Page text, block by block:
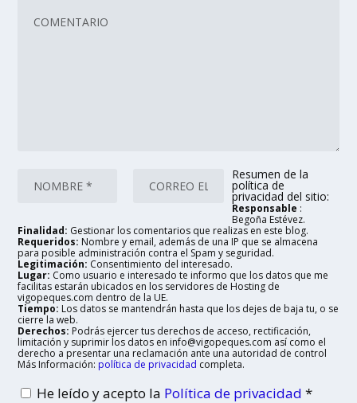
Resumen de la
política de
privacidad del sitio:
Responsable :
Begoña Estévez.
Finalidad: Gestionar los comentarios que realizas en este blog.
Requeridos: Nombre y email, además de una IP que se almacena
para posible administración contra el Spam y seguridad.
Legitimación: Consentimiento del interesado.
Lugar: Como usuario e interesado te informo que los datos que me
facilitas estarán ubicados en los servidores de Hosting de
vigopeques.com dentro de la UE.
Tiempo: Los datos se mantendrán hasta que los dejes de baja tu, o se
cierre la web.
Derechos: Podrás ejercer tus derechos de acceso, rectificación,
limitación y suprimir los datos en info@vigopeques.com así como el
derecho a presentar una reclamación ante una autoridad de control
Más Información: política de privacidad completa.
He leído y acepto la Política de privacidad*